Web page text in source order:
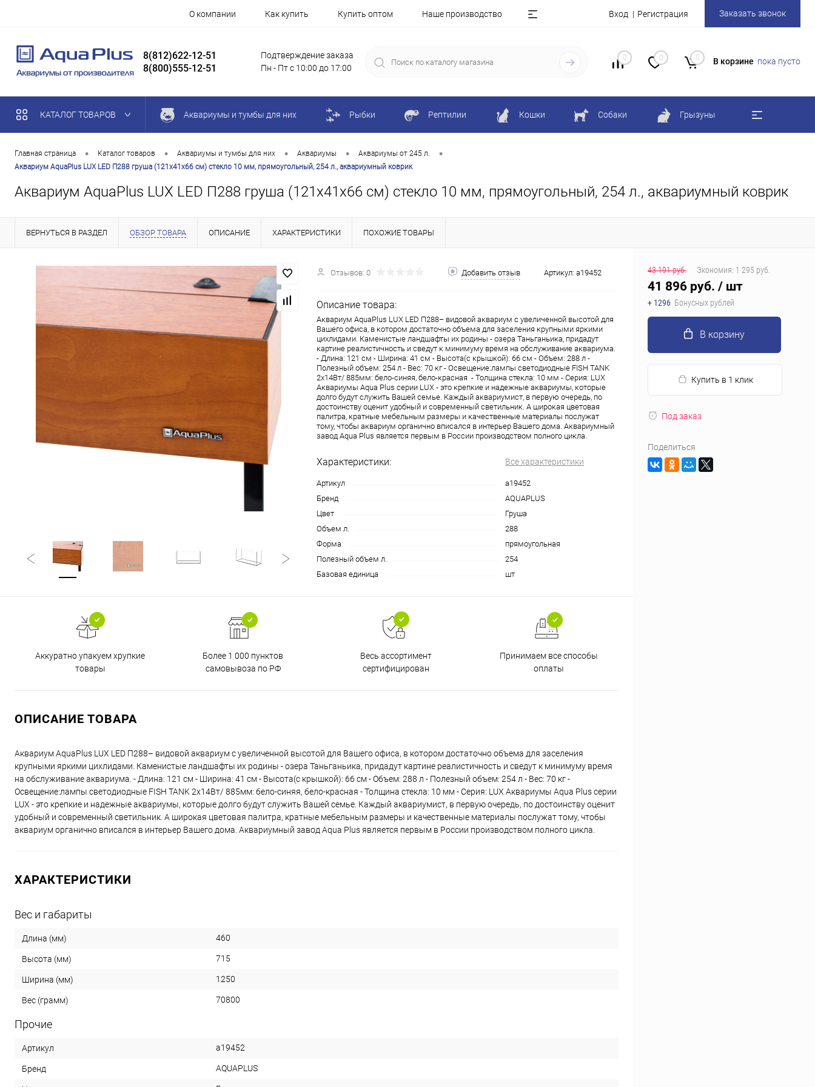
О компании Как купить Купить оптом Наше производство Вход Регистрация Заказать звонок
8(812)622-12-51
8(800)555-12-51
Подтверждение заказа
Пн - Пт с 10:00 до 17:00
0 0 0 В корзине пока пусто
КАТАЛОГ ТОВАРОВ Аквариумы и тумбы для них Рыбки Рептилии Кошки Собаки Грызуны
Главная страница • Каталог товаров • Аквариумы и тумбы для них • Аквариумы • Аквариумы от 245 л. •
Аквариум AquaPlus LUX LED П288 груша (121х41х66 см) стекло 10 мм, прямоугольный, 254 л., аквариумный коврик
Аквариум AquaPlus LUX LED П288 груша (121х41х66 см) стекло 10 мм, прямоугольный, 254 л., аквариумный коврик
ВЕРНУТЬСЯ В РАЗДЕЛ ОБЗОР ТОВАРА ОПИСАНИЕ ХАРАКТЕРИСТИКИ ПОХОЖИЕ ТОВАРЫ
Отзывов: 0 Добавить отзыв Артикул: a19452
Описание товара:
Аквариум AquaPlus LUX LED П288– видовой аквариум с увеличенной высотой для
Вашего офиса, в котором достаточно объема для заселения крупными яркими
цихлидами. Каменистые ландшафты их родины - озера Таньганьика, придадут
картине реалистичность и сведут к минимуму время на обслуживание аквариума.
- Длина: 121 см - Ширина: 41 см - Высота(с крышкой): 66 см - Объем: 288 л -
Полезный объем: 254 л - Вес: 70 кг - Освещение:лампы светодиодные FISH TANK
2х14Вт/ 885мм: бело-синяя, бело-красная - Толщина стекла: 10 мм - Серия: LUX
Аквариумы Aqua Plus серии LUX - это крепкие и надежные аквариумы, которые
долго будут служить Вашей семье. Каждый аквариумист, в первую очередь, по
достоинству оценит удобный и современный светильник. А широкая цветовая
палитра, кратные мебельным размеры и качественные материалы послужат
тому, чтобы аквариум органично вписался в интерьер Вашего дома. Аквариумный
завод Aqua Plus является первым в России производством полного цикла.
Характеристики: Все характеристики
Артикул
a19452
Бренд
AQUAPLUS
Цвет
Груша
Объем л.
288
Форма
прямоугольная
Полезный объем л.
254
Базовая единица
шт
Аккуратно упакуем хрупкие
товары
Более 1 000 пунктов
самовывоза по РФ
Весь ассортимент
сертифицирован
Принимаем все способы
оплаты
ОПИСАНИЕ ТОВАРА
Аквариум AquaPlus LUX LED П288– видовой аквариум с увеличенной высотой для Вашего офиса, в котором достаточно объема для заселения
крупными яркими цихлидами. Каменистые ландшафты их родины - озера Таньганьика, придадут картине реалистичность и сведут к минимуму время
на обслуживание аквариума. - Длина: 121 см - Ширина: 41 см - Высота(с крышкой): 66 см - Объем: 288 л - Полезный объем: 254 л - Вес: 70 кг -
Освещение:лампы светодиодные FISH TANK 2х14Вт/ 885мм: бело-синяя, бело-красная - Толщина стекла: 10 мм - Серия: LUX Аквариумы Aqua Plus серии
LUX - это крепкие и надежные аквариумы, которые долго будут служить Вашей семье. Каждый аквариумист, в первую очередь, по достоинству оценит
удобный и современный светильник. А широкая цветовая палитра, кратные мебельным размеры и качественные материалы послужат тому, чтобы
аквариум органично вписался в интерьер Вашего дома. Аквариумный завод Aqua Plus является первым в России производством полного цикла.
ХАРАКТЕРИСТИКИ
Вес и габариты
Длина (мм) 460
Высота (мм) 715
Ширина (мм) 1250
Вес (грамм) 70800
Прочие
Артикул a19452
Бренд AQUAPLUS
43 191 руб. Экономия: 1 295 руб.
41 896 руб. / шт
+ 1296 Бонусных рублей
В корзину
Купить в 1 клик
Под заказ
Поделиться